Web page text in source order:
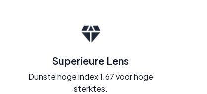
Superieure Lens
Dunste hoge index 1.67 voor hoge
sterktes.